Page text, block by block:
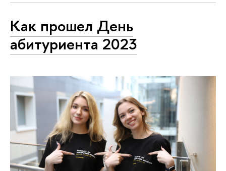
Как прошел День
абитуриента 2023